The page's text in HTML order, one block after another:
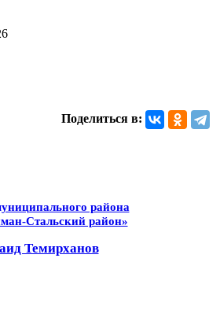
Поделиться в:
района
Стальский район»
Темирханов